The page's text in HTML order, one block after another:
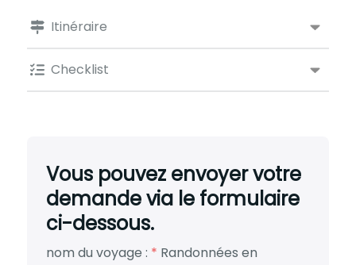
Itinéraire
Checklist
Vous pouvez envoyer votre
demande via le formulaire
ci-dessous.
nom du voyage : * Randonnées en